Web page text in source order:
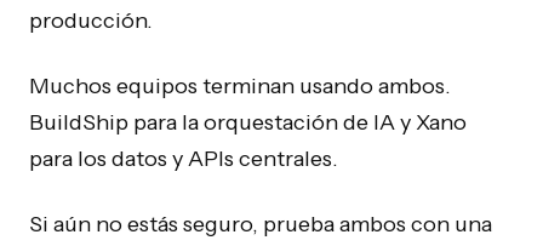
producción.
Muchos equipos terminan usando ambos.
BuildShip para la orquestación de IA y Xano
para los datos y APIs centrales.
Si aún no estás seguro, prueba ambos con una